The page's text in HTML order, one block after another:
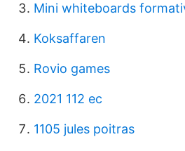
Mini whiteboards
Koksaffaren
Rovio games
2021 112 ec
1105 jules poitras